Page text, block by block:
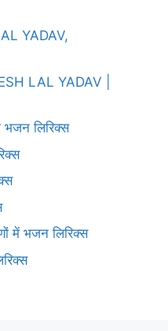
YADAV,
LAL YADAV |
भजन लिरिक्स
में भजन लिरिक्स